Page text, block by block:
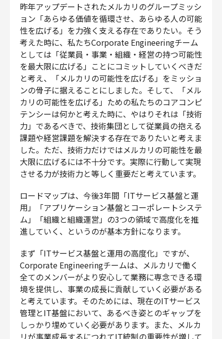
昨年アップデートされたメルカリのグループミッシ
ョン「あらゆる価値を循環させ、あらゆる人の可能
性を広げる」を力強く支える存在でありたい。そう
考えた時に、私たちCorporate Engineeringチーム
としては「従業員・事業・組織・経営の持つ可能性
を最大限に広げる」ことにコミットしていくべきだ
と考え、「メルカリの可能性を広げる」をミッショ
ンの骨子に据えることにしました。そして、「メル
カリの可能性を広げる」ための私たちのコアコンピ
テンシーは何かと考えた時に、やはりそれは「技術
力」であるべきで、技術集団として従業員の抱える
課題や経営課題を解決する存在でありたいと考えま
した。ただ、技術力だけではメルカリの可能性を最
大限に広げるには不十分です。実際に行動して実現
させる力が技術力と等しく重要だと考えています。
ロードマップは、今後3年間「ITサービス基盤と運
用」「アプリケーション基盤とコーポレートシステ
ム」「組織と組織運営」の3つの領域で高度化を推
進していく、というのが基本方針になります。
まず「ITサービス基盤と運用の高度化」ですが、
Corporate Engineeringチームは、メルカリで働く
全てのメンバーがより安心して業務に専念できる環
境を提供し、事業の成長に貢献していく必要がある
と考えています。そのためには、現在のITサービス
管理とIT基盤において、あるべき姿とのギャップを
しっかり埋めていく必要があります。また、メルカ